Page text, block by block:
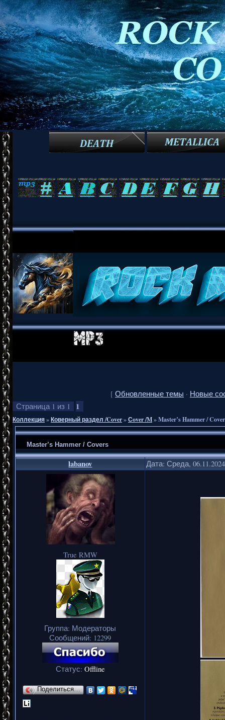
[ Обновленные темы · Новые
Страница 1 из 1 1
Коллекция»Коверный раздел /Cover»Сover /M»Master’s Hammer /
Master’s Hammer / Covers
labanov Дата: Среда,
True RMW
Группа: Модераторы
Сообщений: 12299
Статус: Offline
Поделиться…